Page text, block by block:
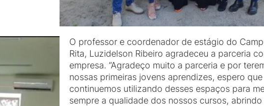
O professor e coordenador de estágio do
Rita, Luzidelson Ribeiro agradeceu a parceria
empresa. “Agradeço muito a parceria e por
nossas primeiras jovens aprendizes, espero que
continuemos utilizando desses espaços para
sempre a qualidade dos nossos cursos, abrindo